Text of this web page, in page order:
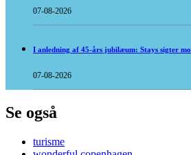
07-08-2026
I anledning af 45-års jubilæum: Stays sigter
07-08-2026
Se også
turisme